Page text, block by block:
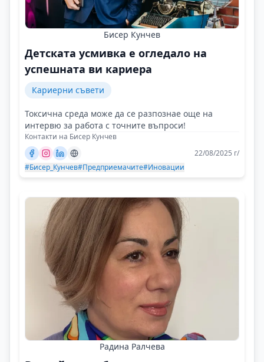
Бисер Кунчев
Детската усмивка е огледало на
успешната ви кариера
Кариерни съвети
Токсична среда може да се разпознае още на
интервю за работа с точните въпроси!
Контакти на Бисер Кунчев
22/08/2025 г/
#Бисер_Кунчев#Предприемачите#Иновации
Радина Ралчева